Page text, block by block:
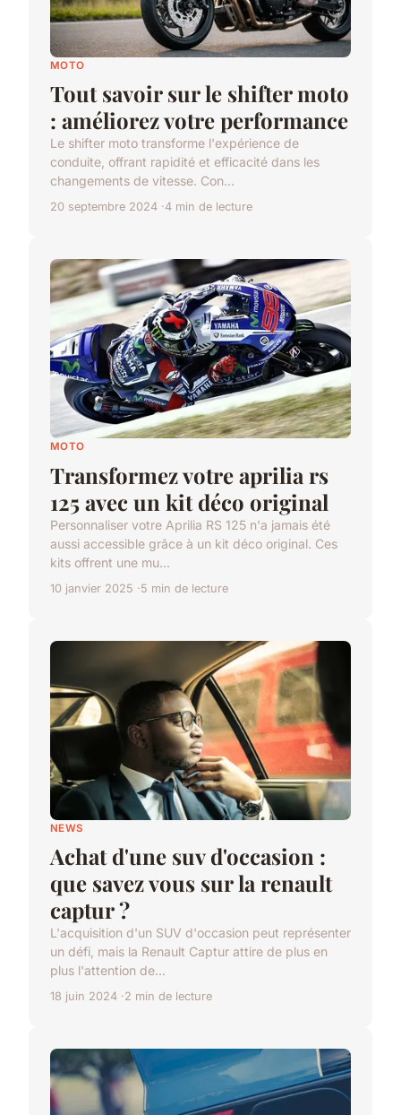
MOTO
Tout savoir sur le shifter moto
: améliorez votre performance
Le shifter moto transforme l'expérience de
conduite, offrant rapidité et efficacité dans les
changements de vitesse. Con...
20 septembre 2024 4 min de lecture
MOTO
Transformez votre aprilia rs
125 avec un kit déco original
Personnaliser votre Aprilia RS 125 n'a jamais été
aussi accessible grâce à un kit déco original. Ces
kits offrent une mu...
10 janvier 2025 5 min de lecture
NEWS
Achat d'une suv d'occasion :
que savez vous sur la renault
captur ?
L'acquisition d'un SUV d'occasion peut représenter
un défi, mais la Renault Captur attire de plus en
plus l'attention de...
18 juin 2024 2 min de lecture